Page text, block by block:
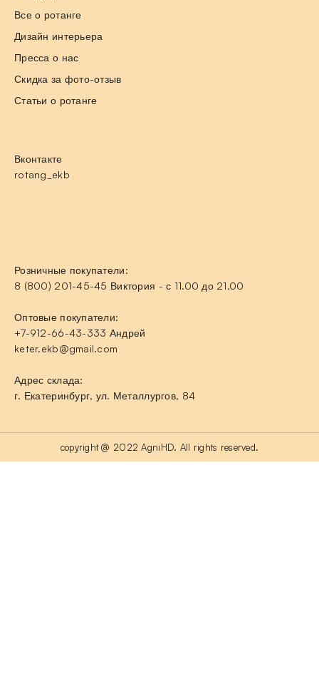
Все о ротанге
Дизайн интерьера
Пресса о нас
Скидка за фото-отзыв
Статьи о ротанге
Вконтакте
rotang_ekb
Розничные покупатели:
8 (800) 201-45-45 Виктория - с 11.00 до 21.00
Оптовые покупатели:
+7-912-66-43-333 Андрей
keter.ekb@gmail.com
Адрес склада:
г. Екатеринбург, ул. Металлургов, 84
copyright @ 2022 AgniHD. All rights reserved.